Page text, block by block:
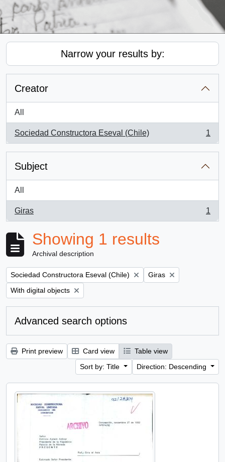
Narrow your results by:
Creator
All
Sociedad Constructora Eseval (Chile)
, 1 results
1
Subject
All
Giras
, 1 results
1
Showing 1 results
Archival description
Remove filter:
Sociedad Constructora Eseval (Chile) Remove filter:
Giras
Remove filter:
With digital objects
Advanced search options
Print preview Card view
Table view
Sort by: Title
Direction: Descending